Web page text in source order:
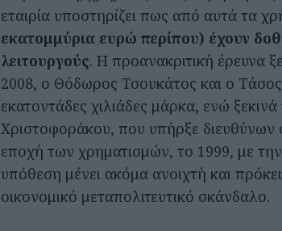
εταιρία υποστηρίζει πως από αυτά τα
εκατομμύρια ευρώ περίπου) έχουν
λειτουργούς. Η προανακριτική έρευνα
2008, ο Θόδωρος Τσουκάτος και ο
εκατοντάδες χιλιάδες μάρκα, ενώ
Χριστοφοράκου, που υπήρξε
εποχή των χρηματισμών, το 1999, με
υπόθεση μένει ακόμα ανοιχτή και
οικονομικό μεταπολιτευτικό σκάνδαλο.